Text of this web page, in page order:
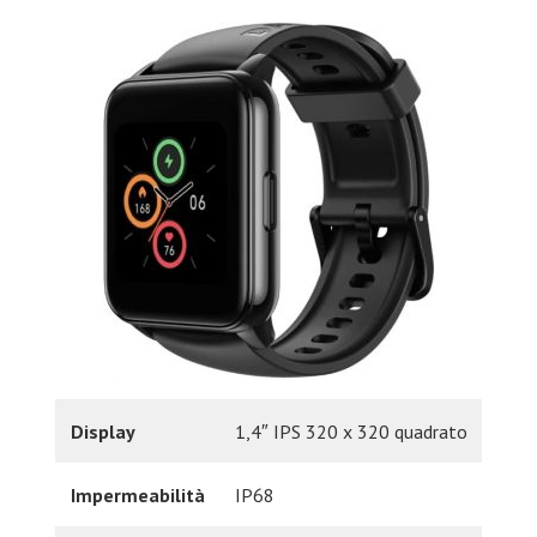
Display 1,4″ IPS 320 x 320 quadrato
Impermeabilità IP68